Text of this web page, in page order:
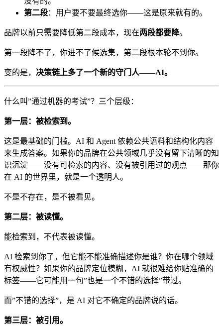
第二段：用户要不要最终选你——这是原来就有的。
品牌以前只需要降低第二段成本，现在两段都要降。
第一段降不了，你进不了候选集，第二段根本轮不到你。
变的是， 决策链上多了一个新的守门人——AI。
什么叫”通过机器的考试”？三个层级：
第一层：被检索到。
这是最基础的门槛。AI 和 Agent 依赖公共语料和结构化内容
来生成答案。如果你的品牌在公共领域几乎没有留下清晰的知
识沉淀——没有可检索的内容、没有被引用过的观点——那你
在 AI 的世界里，就是一个透明人。
不是不存在，是不被看见。
第二层：被读懂。
能检索到，不代表被读懂。
AI 检索到你了，但它能不能准确描述你是谁？你在哪个领域
有权威性？如果你的品牌定位模糊，AI 就很难给你贴准确的
标签——它可能用一句”也是一个不错的选择”带过。
而”不错的选择”，是 AI 对它不确定的品牌说的话。
第三层：被引用。